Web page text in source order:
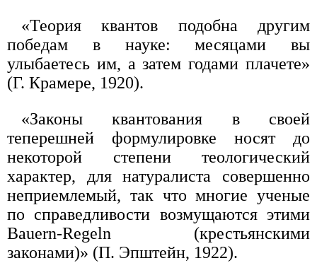
«Теория квантов подобна другим
победам в науке: месяцами вы
улыбаетесь им, а затем годами плачете»
(Г. Крамере, 1920).
«Законы квантования в своей
теперешней формулировке носят до
некоторой степени теологический
характер, для натуралиста совершенно
неприемлемый, так что многие ученые
по справедливости возмущаются этими
Bauern-Regeln (крестьянскими
законами)» (П. Эпштейн, 1922).